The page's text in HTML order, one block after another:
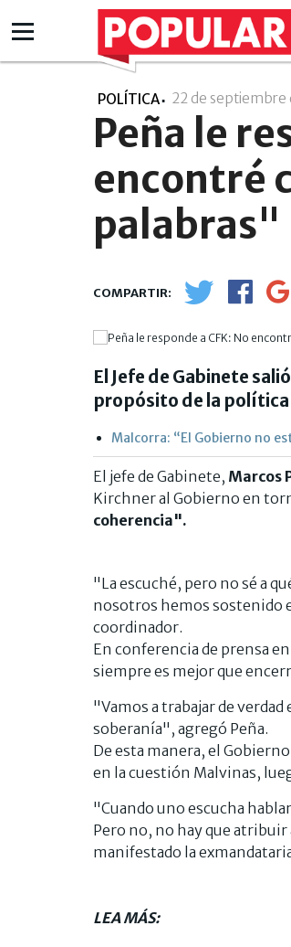
POLÍTICA 22 de septiembre
Peña le
encontré
palabras"
El Jefe de Gabinete
propósito de la política
Malcorra: “El Gobierno no
El jefe de Gabinete, Marcos
Kirchner al Gobierno en
coherencia".
"La escuché, pero no sé a
nosotros hemos sostenido
coordinador.
En conferencia de prensa en
siempre es mejor que
"Vamos a trabajar de
soberanía", agregó Peña.
De esta manera, el
en la cuestión Malvinas,
"Cuando uno escucha
Pero no, no hay que atribuir
manifestado la
LEA MÁS: